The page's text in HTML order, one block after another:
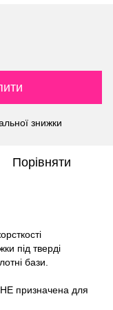
знижки
Порівняти
під тверді
бази.
НЕ призначена для